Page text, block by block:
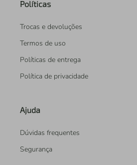
Políticas
Trocas e devoluções
Termos de uso
Políticas de entrega
Política de privacidade
Ajuda
Dúvidas frequentes
Segurança